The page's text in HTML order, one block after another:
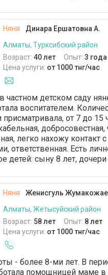
Няня
Динара Ершатовна А.
Алматы, Турксибский район
Возраст: 40 лет Опыт: 3 года
Цена услуги: от 1000 тнг/час
частном детском саду
воспитателем.
от 7 до 15
добросовестная,
легко нахожу контакт
ответственная. Есть
детей: сыну 8 лет, дочери
Няня
Женисгуль
Алматы, Жетысуйский район
Возраст: 58 лет Опыт: 8 лет
Цена услуги: от 1000 тнг/час
- более 8-ми лет. В
помощницей маме